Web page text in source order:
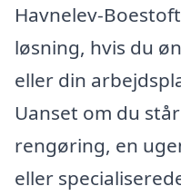
Havnelev-
løsning, hvis du
eller din
Uanset om du
rengøring, en
eller